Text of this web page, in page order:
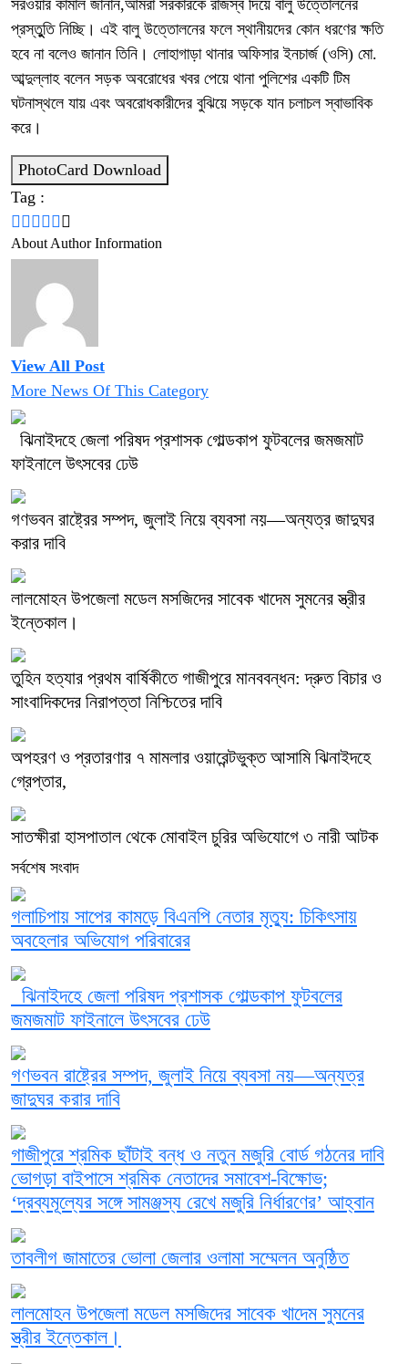
সরওয়ার কামাল জানান,আমরা সরকারকে রাজস্ব দিয়ে বালু উত্তোলনের
প্রস্তুুতি নিচ্ছি। এই বালু উত্তোলনের ফলে স্থানীয়দের কোন ধরণের ক্ষতি
হবে না বলেও জানান তিনি। লোহাগাড়া থানার অফিসার ইনচার্জ (ওসি) মো.
আব্দুল্লাহ বলেন সড়ক অবরোধের খবর পেয়ে থানা পুলিশের একটি টিম
ঘটনাস্থলে যায় এবং অবরোধকারীদের বুঝিয়ে সড়কে যান চলাচল স্বাভাবিক
করে।
PhotoCard Download
Tag :
About Author Information
View All Post
More News Of This Category
ঝিনাইদহে জেলা পরিষদ প্রশাসক গোল্ডকাপ ফুটবলের জমজমাট
ফাইনালে উৎসবের ঢেউ
গণভবন রাষ্ট্রের সম্পদ, জুলাই নিয়ে ব্যবসা নয়—অন্যত্র জাদুঘর
করার দাবি
লালমোহন উপজেলা মডেল মসজিদের সাবেক খাদেম সুমনের স্ত্রীর
ইন্তেকাল।
তুহিন হত্যার প্রথম বার্ষিকীতে গাজীপুরে মানববন্ধন: দ্রুত বিচার ও
সাংবাদিকদের নিরাপত্তা নিশ্চিতের দাবি
অপহরণ ও প্রতারণার ৭ মামলার ওয়ারেন্টভুক্ত আসামি ঝিনাইদহে
গ্রেপ্তার,
সাতক্ষীরা হাসপাতাল থেকে মোবাইল চুরির অভিযোগে ৩ নারী আটক
সর্বশেষ সংবাদ
গলাচিপায় সাপের কামড়ে বিএনপি নেতার মৃত্যু: চিকিৎসায়
অবহেলার অভিযোগ পরিবারের
ঝিনাইদহে জেলা পরিষদ প্রশাসক গোল্ডকাপ ফুটবলের
জমজমাট ফাইনালে উৎসবের ঢেউ
গণভবন রাষ্ট্রের সম্পদ, জুলাই নিয়ে ব্যবসা নয়—অন্যত্র
জাদুঘর করার দাবি
গাজীপুরে শ্রমিক ছাঁটাই বন্ধ ও নতুন মজুরি বোর্ড গঠনের দাবি
ভোগড়া বাইপাসে শ্রমিক নেতাদের সমাবেশ-বিক্ষোভ;
‘দ্রব্যমূল্যের সঙ্গে সামঞ্জস্য রেখে মজুরি নির্ধারণের’ আহ্বান
তাবলীগ জামাতের ভোলা জেলার ওলামা সম্মেলন অনুষ্ঠিত
লালমোহন উপজেলা মডেল মসজিদের সাবেক খাদেম সুমনের
স্ত্রীর ইন্তেকাল।